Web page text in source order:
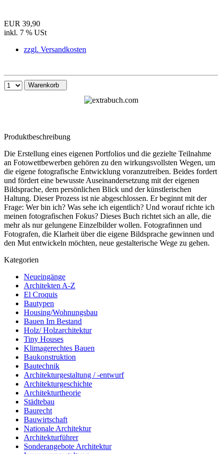
EUR 39,90
inkl. 7 % USt
zzgl. Versandkosten
Warenkorb
Produktbeschreibung
Die Erstellung eines eigenen Portfolios und die gezielte Teilnahme
an Fotowettbewerben gehören zu den wirkungsvollsten Wegen, um
die eigene fotografische Entwicklung voranzutreiben. Beides fordert
und fördert eine bewusste Auseinandersetzung mit der eigenen
Bildsprache, dem persönlichen Blick und der künstlerischen
Haltung. Dieser Prozess ist nie abgeschlossen. Er beginnt mit der
Frage: Wer bin ich? Was sehe ich eigentlich? Und worauf richte ich
meinen fotografischen Fokus? Dieses Buch richtet sich an alle, die
mehr als nur gelungene Einzelbilder wollen. Fotografinnen und
Fotografen, die Klarheit über die eigene Bildsprache gewinnen und
den Mut entwickeln möchten, neue gestalterische Wege zu gehen.
Kategorien
Neueingänge
Architekten A-Z
El Croquis
Bautypen
Housing/Wohnungsbau
Bauen Im Bestand
Holz/ Holzarchitektur
Tiny Houses
Klimagerechtes Bauen
Baukonstruktion
Bautechnik
Architekturgestaltung / -entwurf
Architekturgeschichte
Architekturtheorie
Städtebau
Baurecht
Bauwirtschaft
Nationale Architektur
Architekturführer
Sonderangebote Architektur